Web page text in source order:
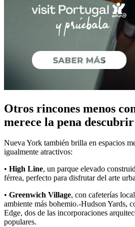
Otros rincones menos
merece la pena descubrir
Nueva York también brilla en espacios
igualmente atractivos:
• High Line, un parque elevado
férrea, perfecto para disfrutar del arte
• Greenwich Village, con cafeterías
ambiente más bohemio.-Hudson Yards,
Edge, dos de las incorporaciones
populares.